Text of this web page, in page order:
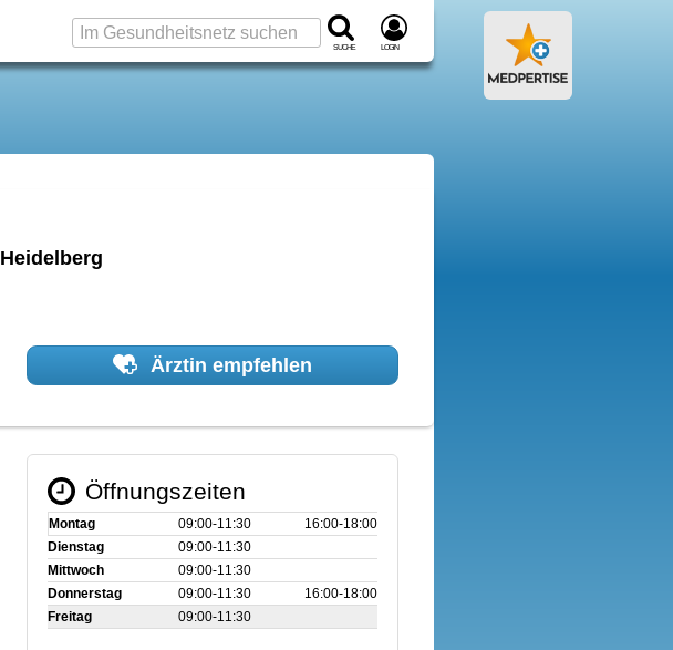
Suche Login
Heidelberg
Ärztin empfehlen
Öffnungszeiten
Montag 09:00‑11:30
16:00‑18:00
Dienstag
09:00‑11:30
Mittwoch
09:00‑11:30
Donnerstag
09:00‑11:30
16:00‑18:00
Freitag
09:00‑11:30